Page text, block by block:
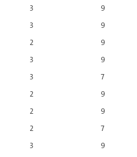
3
9
3
9
2
9
3
9
3
7
2
9
2
9
2
7
3
9